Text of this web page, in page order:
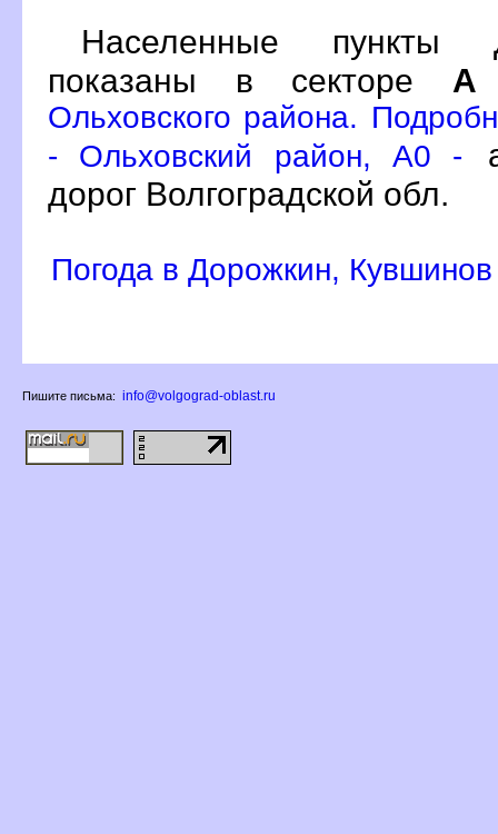
Населенные пункты
показаны в секторе А
Ольховского района.
- Ольховский район, A0 -
дорог Волгоградской обл.
Погода в Дорожкин, Кувшино
Пишите письма: info@volgograd-oblast.ru